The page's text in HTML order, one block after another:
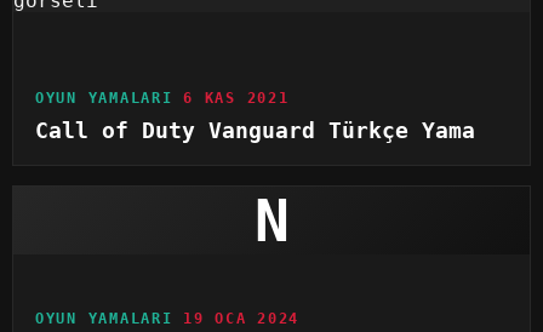
OYUN YAMALARI 6 KAS 2021
Call of Duty Vanguard Türkçe Yama
N
OYUN YAMALARI 19 OCA 2024